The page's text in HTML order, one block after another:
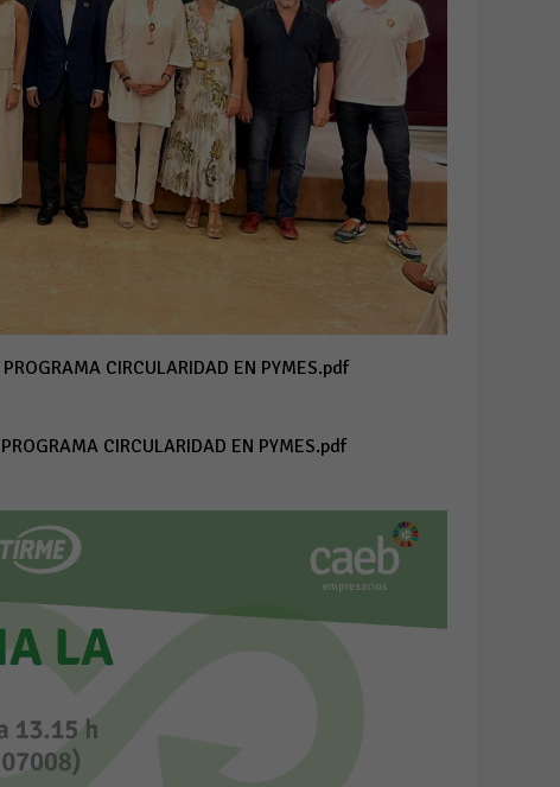
CIRCULARIDAD EN PYMES.pdf
CIRCULARIDAD EN PYMES.pdf